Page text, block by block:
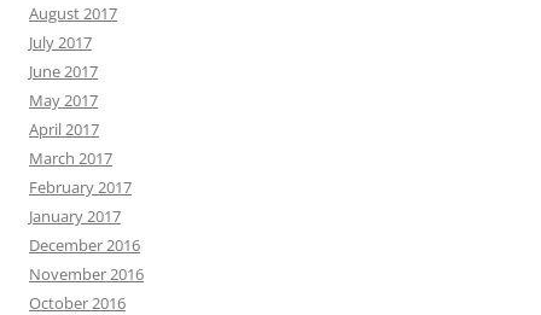
August 2017
July 2017
June 2017
May 2017
April 2017
March 2017
February 2017
January 2017
December 2016
November 2016
October 2016